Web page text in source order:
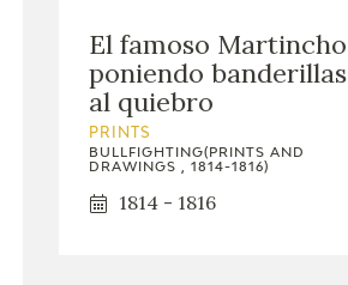
El famoso Martincho
poniendo banderillas
al quiebro
PRINTS
BULLFIGHTING(PRINTS AND
DRAWINGS , 1814-1816)
1814 - 1816